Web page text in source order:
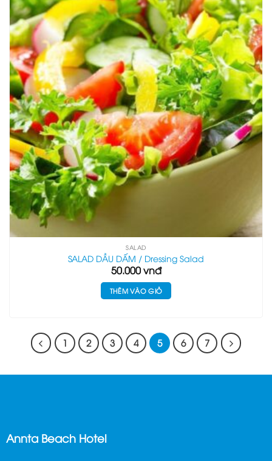
SALAD
SALAD DẦU DẤM / Dressing Salad
50.000vnđ
THÊM VÀO GIỎ
1 2 3 4 5 6 7
Annta Beach Hotel